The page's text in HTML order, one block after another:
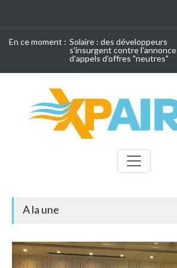
En ce moment : Solaire : des développeurs
s'insurgent contre l'annonce
d'appels d'offres "neutres"
A la une